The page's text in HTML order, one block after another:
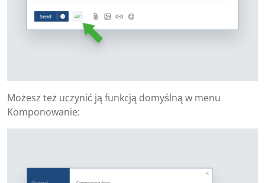
Możesz też uczynić ją funkcją domyślną w menu
Komponowanie: